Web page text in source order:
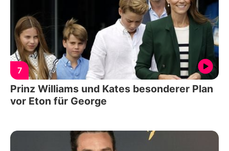
7
Prinz Williams und Kates besonderer Plan
vor Eton für George